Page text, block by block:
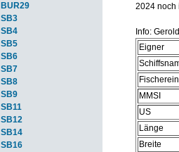
BUR29
SB3
SB4
SB5
SB6
SB7
SB8
SB9
SB11
SB12
SB14
SB16
2024 noch
Info:
Eigner
MMSI
US
Länge
Breite